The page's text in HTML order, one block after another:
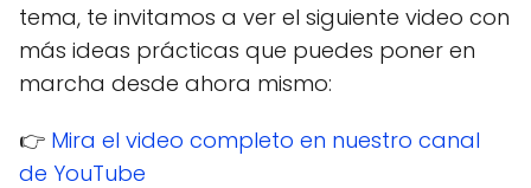
tema, te invitamos a ver el siguiente video con
más ideas prácticas que puedes poner en
marcha desde ahora mismo:
👉 Mira el video completo en nuestro canal
de YouTube